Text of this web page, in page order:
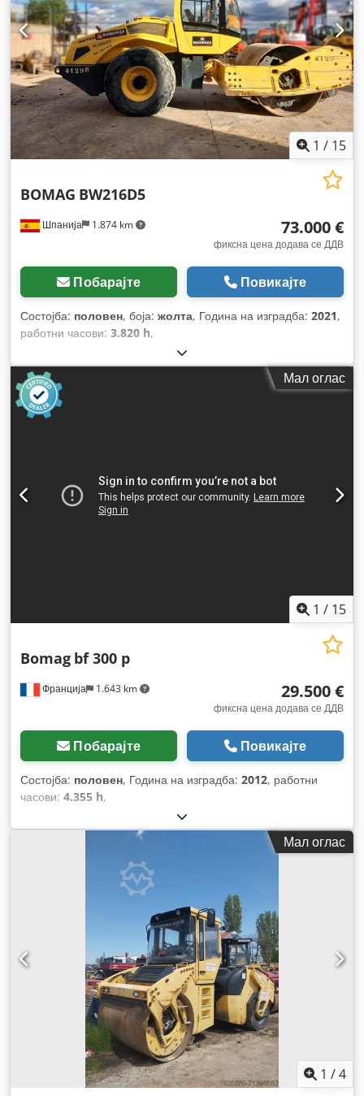
1 / 15
Шпанија 1.874 km
BOMAG BW216D5
73.000 €
фиксна цена додава се ДДВ
Побарајте Повикајте
Состојба: половен, боја: жолта, Година на изградба: 2021,
работни часови: 3.820 h,
Мал оглас
1 / 15
Франција 1.643 km
Bomag bf 300 p
29.500 €
фиксна цена додава се ДДВ
Побарајте Повикајте
Состојба: половен, Година на изградба: 2012, работни
часови: 4.355 h,
Мал оглас
1 /4